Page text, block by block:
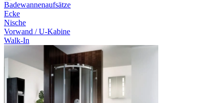
Badewannenaufsätze
Ecke
Nische
Vorwand / U-Kabine
Walk-In